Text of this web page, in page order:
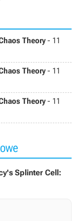
Theory- 11
Theory- 11
Theory- 11
Splinter Cell: